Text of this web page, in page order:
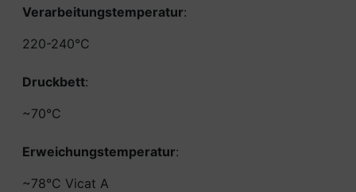
Verarbeitungstemperatur:
220-240°C
Druckbett:
~70°C
Erweichungstemperatur:
~78°C Vicat A